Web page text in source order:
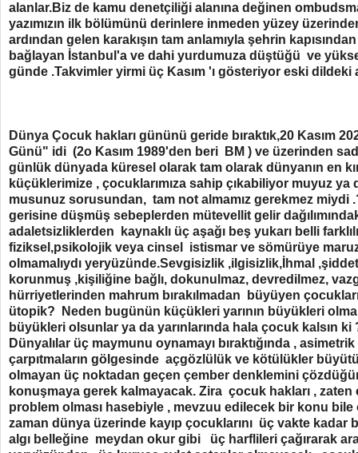
alanlar.Biz de kamu denetçiliği alanına değinen
yazımızın ilk bölümünü derinlere inmeden yüzey
ardından gelen karakışın tam anlamıyla şehrin
bağlayan İstanbul'a ve dahi yurdumuza düştüğü ve
günde .Takvimler yirmi üç Kasım 'ı gösteriyor eski dildeki
Dünya Çocuk hakları gününü geride bıraktık,20 Kasım
Günü" idi (2o Kasım 1989'den beri BM ) ve üzerinden
günlük dünyada küresel olarak tam olarak dünyanın en
küçüklerimize , çocuklarımıza sahip çıkabiliyor muyuz ya
musunuz sorusundan, tam not almamız gerekmez miydi
gerisine düşmüş sebeplerden mütevellit gelir
adaletsizliklerden kaynaklı üç aşağı beş yukarı belli
fiziksel,psikolojik veya cinsel istismar ve sömürüye
olmamalıydı yeryüzünde.Sevgisizlik ,ilgisizlik,İhmal
korunmuş ,kişiliğine bağlı, dokunulmaz, devredilmez,
hürriyetlerinden mahrum bırakılmadan büyüyen
ütopik? Neden bugünün küçükleri yarının büyükleri
büyükleri olsunlar ya da yarınlarında hala çocuk kalsın ki
Dünyalılar üç maymunu oynamayı bıraktığında ,
çarpıtmaların gölgesinde açgözlülük ve kötülükler
olmayan üç noktadan geçen çember denklemini
konuşmaya gerek kalmayacak. Zira çocuk hakları ,
problem olması hasebiyle , mevzuu edilecek bir konu
zaman dünya üzerinde kayıp çocuklarını üç vakte
algı belleğine meydan okur gibi üç harflileri çağırarak